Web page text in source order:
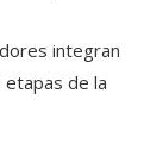
integran
de la